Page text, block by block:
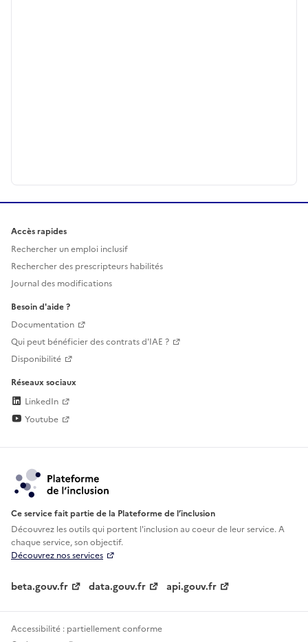
Accès rapides
Rechercher un emploi inclusif
Rechercher des prescripteurs habilités
Journal des modifications
Besoin d'aide ?
Documentation
Qui peut bénéficier des contrats d'IAE ?
Disponibilité
Réseaux sociaux
LinkedIn
Youtube
Ce service fait partie de la Plateforme de l’inclusion
Découvrez les outils qui portent l'inclusion aucoeur de leur service. A
chaque service, son objectif.
Découvrez nos services
beta.gouv.fr data.gouv.fr api.gouv.fr
Accessibilité : partiellement conforme